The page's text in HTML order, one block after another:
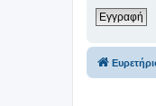
Εγγραφή